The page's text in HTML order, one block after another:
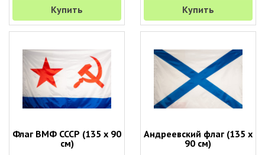
Купить Купить
Флаг ВМФ СССР (135 х 90
см)
Андреевский флаг (135 х
90 см)